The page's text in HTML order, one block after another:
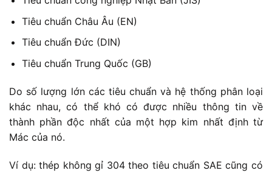
Tiêu chuẩn Châu Âu (EN)
Tiêu chuẩn Đức (DIN)
Tiêu chuẩn Trung Quốc (GB)
Do số lượng lớn các tiêu chuẩn và hệ thống phân loại
khác nhau, có thể khó có được nhiều thông tin về
thành phần độc nhất của một hợp kim nhất định từ
Mác của nó.
Ví dụ: thép không gỉ 304 theo tiêu chuẩn SAE cũng có